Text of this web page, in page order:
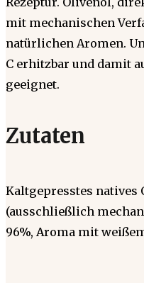
mit mechanischen
natürlichen Aromen.
C erhitzbar und damit
geeignet.
Zutaten
Kaltgepresstes natives
(ausschließlich
96%, Aroma mit